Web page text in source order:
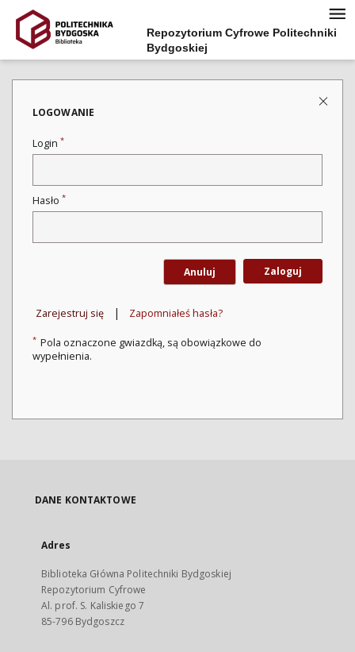
Repozytorium Cyfrowe Politechniki
Bydgoskiej
LOGOWANIE
Login *
Hasło *
Anuluj Zaloguj
Zarejestruj się | Zapomniałeś hasła?
* Pola oznaczone gwiazdką, są obowiązkowe do
wypełnienia.
DANE KONTAKTOWE
Adres
Biblioteka Główna Politechniki Bydgoskiej
Repozytorium Cyfrowe
Al. prof. S. Kaliskiego 7
85-796 Bydgoszcz